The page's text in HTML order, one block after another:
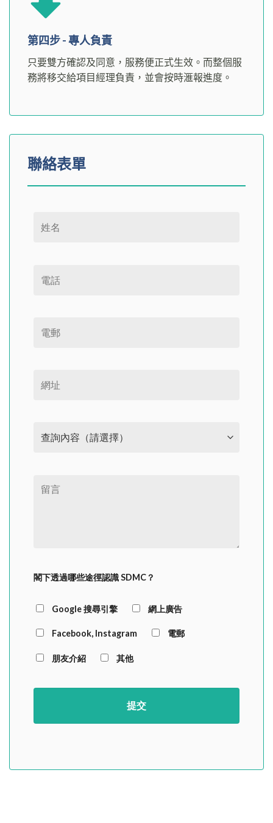
第四步 - 專人負責
只要雙方確認及同意，服務便正式生效。而整個服
務將移交給項目經理負責，並會按時滙報進度。
聯絡表單
閣下透過哪些途徑認識 SDMC？
Google 搜尋引擎 網上廣告
Facebook, Instagram 電郵
朋友介紹 其他